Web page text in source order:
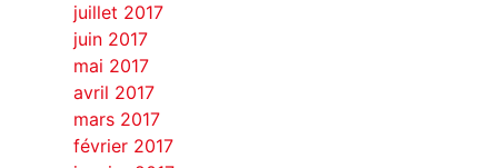
juillet 2017
juin 2017
mai 2017
avril 2017
mars 2017
février 2017